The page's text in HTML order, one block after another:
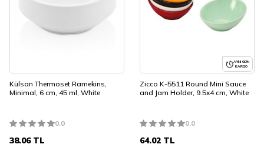
Külsan Thermoset Ramekins,
Minimal, 6 cm, 45 ml, White
0.0
38.06TL
AYNI GÜN
KARGO
Zicco K-5511 Round Mini Sauce
and Jam Holder, 9.5x4 cm, White
0.0
64.02 TL